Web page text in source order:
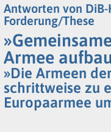
Antworten von
Forderung/These
Armee
»Die Armeen
schrittweise zu
Europaarmee